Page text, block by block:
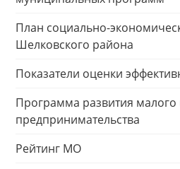
План социально-
Шелковского района
Показатели оценки
Программа развития малого
предпринимательства
Рейтинг МО